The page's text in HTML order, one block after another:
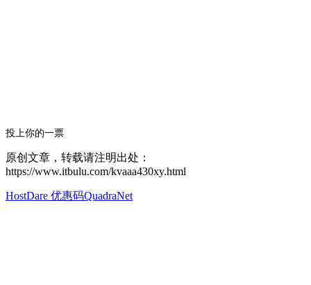
投上你的一票
原创文章，转载请注明出处：
https://www.itbulu.com/kvaaa430xy.html
HostDare 优惠码QuadraNet